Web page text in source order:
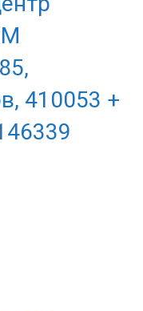
410053 +